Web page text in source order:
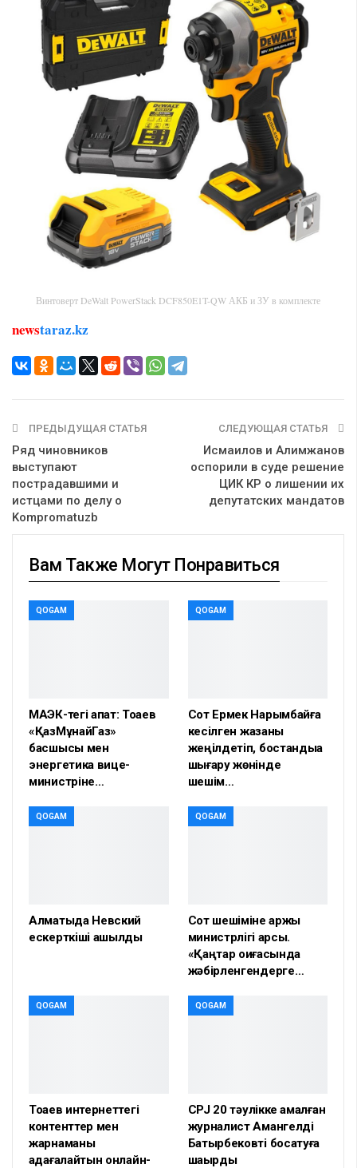
Винтоверт DeWalt PowerStack DCF850E1T-QW АКБ и ЗУ в комплекте
newstaraz.kz
ПРЕДЫДУЩАЯ СТАТЬЯ
Ряд чиновников
выступают
пострадавшими и
истцами по делу о
Kompromatuzb
СЛЕДУЮЩАЯ СТАТЬЯ
Исмаилов и Алимжанов
оспорили в суде решение
ЦИК КР о лишении их
депутатских мандатов
Вам Также Могут Понравиться
QOGAM
МАЭК-тегі апат: Тоқаев
«ҚазМұнайГаз»
басшысы мен
энергетика вице-
министріне…
QOGAM
Сот Ермек Нарымбайға
кесілген жазаны
жеңілдетіп, бостандыққа
шығару жөнінде
шешім…
QOGAM
Алматыда Невский
ескерткіші ашылды
QOGAM
Сот шешіміне қаржы
министрлігі қарсы.
«Қаңтар оқиғасында
жәбірленгендерге…
QOGAM
Тоқаев интернеттегі
контенттер мен
жарнаманы
қадағалайтын онлайн-
QOGAM
CPJ 20 тәулікке қамалған
журналист Амангелді
Батырбековті босатуға
шақырды